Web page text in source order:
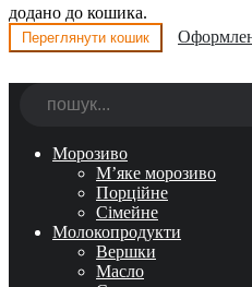
додано до кошика.
Переглянути кошик
Морозиво
М’яке морозиво
Порційне
Сімейне
Молокопродукти
Вершки
Масло